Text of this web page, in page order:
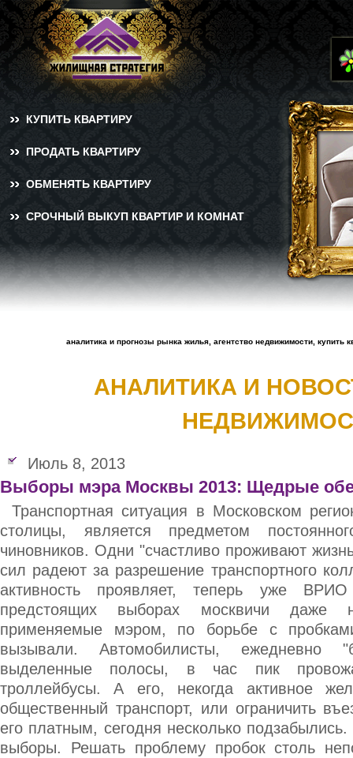
КУПИТЬ КВАРТИРУ
ПРОДАТЬ КВАРТИРУ
ОБМЕНЯТЬ КВАРТИРУ
СРОЧНЫЙ ВЫКУП КВАРТИР И КОМНАТ
аналитика и прогнозы рынка жилья, агентство недвижимости, купить
АНАЛИТИКА И
Июль 8, 2013
Выборы мэра Москвы 2013: Щедрые
Транспортная ситуация в Московском
столицы, является предметом
чиновников. Одни "счастливо проживают
сил радеют за разрешение транспортного
активность проявляет, теперь уже
предстоящих выборах москвичи даже
применяемые мэром, по борьбе с
вызывали. Автомобилисты, ежедневно
выделенные полосы, в час пик
троллейбусы. А его, некогда активное
общественный транспорт, или ограничить
его платным, сегодня несколько
выборы. Решать проблему пробок столь